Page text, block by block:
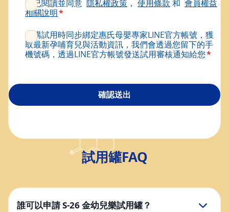
我已閱讀並同意 隱私權政策 ， 使用條款 和 會員權益
相關說明
申購試用時同步綁定惠氏母嬰專家LINE官方帳號，獲
取最新孕哺育兒與活動資訊，我們會透過您留下的手
機號碼，透過LINE官方帳號發送試用審核通知給您
試用罐FAQ
誰可以申請 S-26 金幼兒樂試用罐？